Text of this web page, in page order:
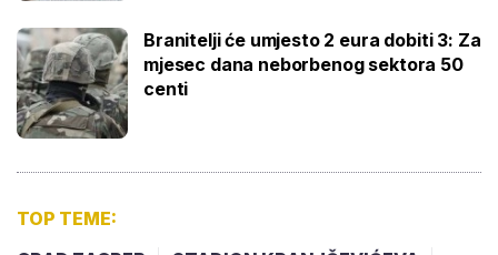
Branitelji će umjesto 2 eura dobiti 3: Za
mjesec dana neborbenog sektora 50
centi
TOP TEME: